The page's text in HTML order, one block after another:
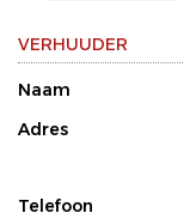
VERHUUDER
Naam
Adres
Telefoon